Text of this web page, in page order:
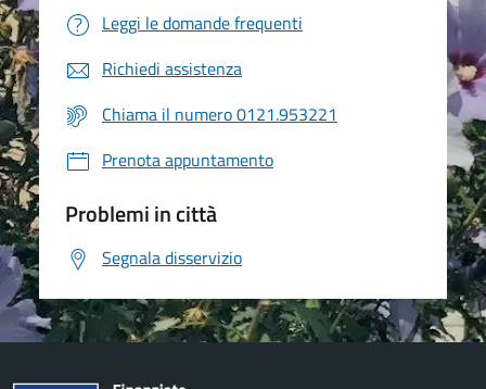
Leggi le domande frequenti
Richiedi assistenza
Chiama il numero 0121.953221
Prenota appuntamento
Problemi in città
Segnala disservizio